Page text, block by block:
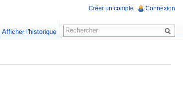
Créer un compte Connexion
Afficher l'historique